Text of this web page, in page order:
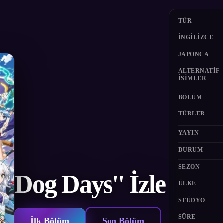
Dog Days'' İzle
İlk Bölüm Son Bölüm
TÜR
İNGILIZCE
JAPONCA
ALTERNATIF
ISIMLER
BÖLÜM
TÜRLER
YAYIN
DURUM
SEZON
ÜLKE
STÜDYO
SÜRE